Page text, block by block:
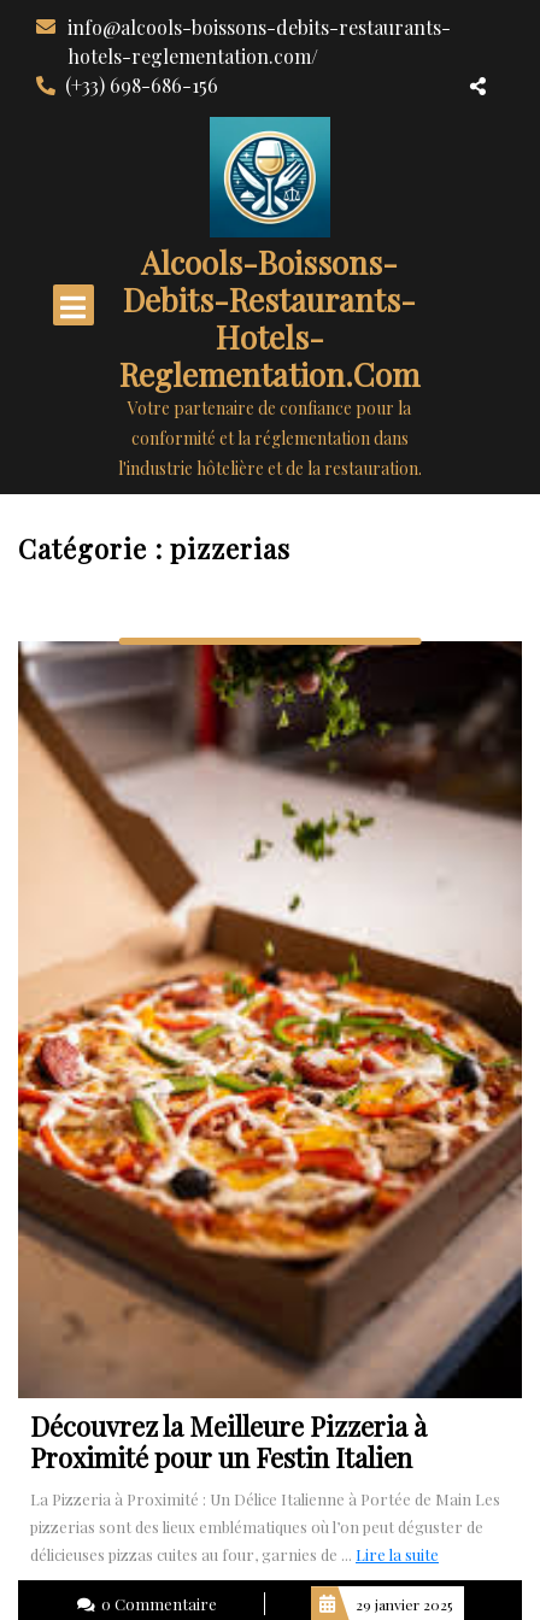
contenu
info@alcools-boissons-debits-restaurants-
hotels-reglementation.com/
(+33) 698-686-156
Alcools-Boissons-
Debits-Restaurants-
Hotels-
Reglementation.com
Votre partenaire de confiance pour la
conformité et la réglementation dans
l'industrie hôtelière et de la restauration.
Catégorie : pizzerias
Découvrez la Meilleure Pizzeria à
Proximité pour un Festin Italien
La Pizzeria à Proximité : Un Délice Italienne à Portée de Main Les
pizzerias sont des lieux emblématiques où l’on peut déguster de
délicieuses pizzas cuites au four, garnies de ... Lire la suite
la
suite
0 Commentaire 29 janvier 2025